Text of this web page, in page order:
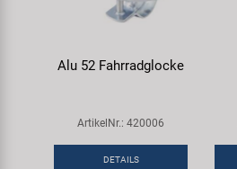
Alu 52 Fahrradglocke
ArtikelNr.: 420006
DETAILS